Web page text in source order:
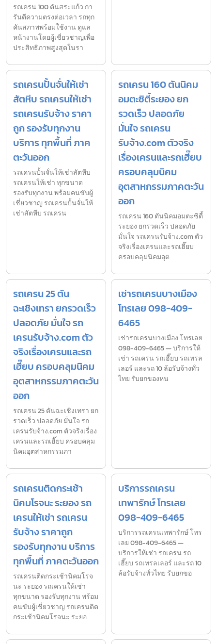
รถเครน 100 ตันสระแก้ว กา
รันตีความตรงต่อเวลา รถทุก
คันสภาพพร้อมใช้งาน ดูแล
หน้างานโดยผู้เชี่ยวชาญเพื่อ
ประสิทธิภาพสูงสุดในรา
รถเครนปั้นจั่นให้เช่า
สัตหีบ รถเครนให้เช่า
รถเครนรับจ้าง ราคา
ถูก รองรับทุกงาน
บริการ ทุกพื้นที่ ภาค
ตะวันออก
รถเครนปั้นจั่นให้เช่าสัตหีบ
รถเครนให้เช่า ทุกขนาด
รองรับทุกงาน พร้อมคนขับผู้
เชี่ยวชาญ รถเครนปั้นจั่นให้
เช่าสัตหีบ รถเครน
รถเครน 160 ตันนิคม
อมตะซิตี้ระยอง ยก
รวดเร็ว ปลอดภัย
มั่นใจ รถเครน
รับจ้าง.com ตัวจริง
เรื่องเครนและรถเฮี๊ยบ
ครอบคลุมนิคม
อุตสาหกรรมภาคตะวัน
ออก
รถเครน 160 ตันนิคมอมตะซิตี้
ระยอง ยกรวดเร็ว ปลอดภัย
มั่นใจ รถเครนรับจ้าง.com ตัว
จริงเรื่องเครนและรถเฮี๊ยบ
ครอบคลุมนิคมอุต
รถเครน 25 ตัน
ฉะเชิงเทรา ยกรวดเร็ว
ปลอดภัย มั่นใจ รถ
เครนรับจ้าง.com ตัว
จริงเรื่องเครนและรถ
เฮี๊ยบ ครอบคลุมนิคม
อุตสาหกรรมภาคตะวัน
ออก
รถเครน 25 ตันฉะเชิงเทรา ยก
รวดเร็ว ปลอดภัย มั่นใจ รถ
เครนรับจ้าง.com ตัวจริงเรื่อง
เครนและรถเฮี๊ยบ ครอบคลุม
นิคมอุตสาหกรรมภา
เช่ารถเครนบางเมือง
โทรเลย 098-409-
6465
เช่ารถเครนบางเมือง โทรเลย
098-409-6465 — บริการให้
เช่า รถเครน รถเฮี๊ยบ รถเทรล
เลอร์ และรถ 10 ล้อรับจ้างทั่ว
ไทย รับยกของหน
รถเครนติดกระเช้า
นิคมโรจนะ ระยอง รถ
เครนให้เช่า รถเครน
รับจ้าง ราคาถูก
รองรับทุกงาน บริการ
ทุกพื้นที่ ภาคตะวันออก
รถเครนติดกระเช้านิคมโรจ
นะ ระยอง รถเครนให้เช่า
ทุกขนาด รองรับทุกงาน พร้อม
คนขับผู้เชี่ยวชาญ รถเครนติด
กระเช้านิคมโรจนะ ระยอ
บริการรถเครน
เทพารักษ์ โทรเลย
098-409-6465
บริการรถเครนเทพารักษ์ โทร
เลย 098-409-6465 —
บริการให้เช่า รถเครน รถ
เฮี๊ยบ รถเทรลเลอร์ และรถ 10
ล้อรับจ้างทั่วไทย รับยกขอ